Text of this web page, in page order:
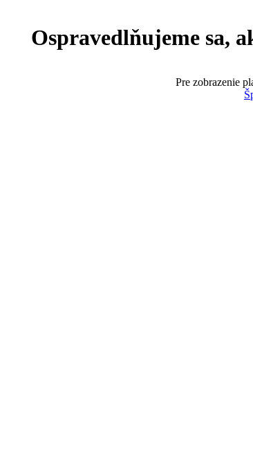
Ospravedlňujeme sa,
Pre zobrazenie